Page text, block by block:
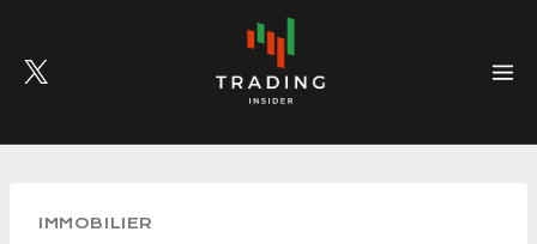
content
IMMOBILIER